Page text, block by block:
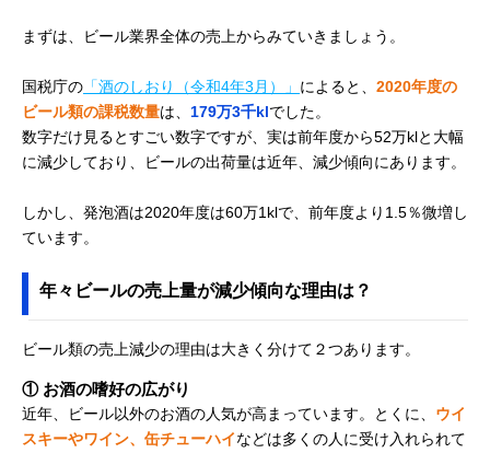
まずは、ビール業界全体の売上からみていきましょう。
国税庁の 「酒のしおり（令和4年3月）」 によると、 2020年度の
ビール類の課税数量は、 179万3千klでした。
数字だけ見るとすごい数字ですが、実は前年度から52万klと大幅
に減少しており、ビールの出荷量は近年、減少傾向にあります。
しかし、発泡酒は2020年度は60万1klで、前年度より1.5％微増し
ています。
年々ビールの売上量が減少傾向な理由は？
ビール類の売上減少の理由は大きく分けて２つあります。
① お酒の嗜好の広がり
近年、ビール以外のお酒の人気が高まっています。とくに、 ウイ
スキーやワイン、缶チューハイなどは多くの人に受け入れられて